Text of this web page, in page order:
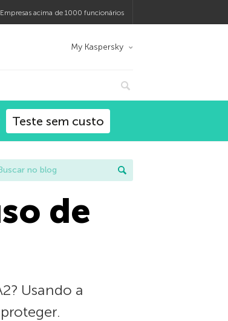
Empresas acima de 1000 funcionários
My Kaspersky
Teste sem custo
de
Usando a